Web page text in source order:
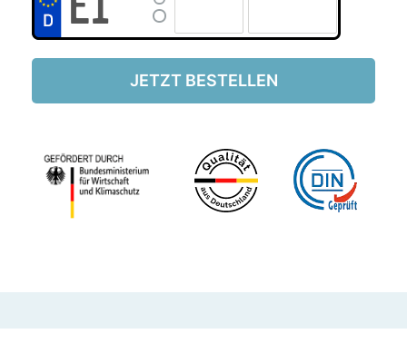
JETZT BESTELLEN